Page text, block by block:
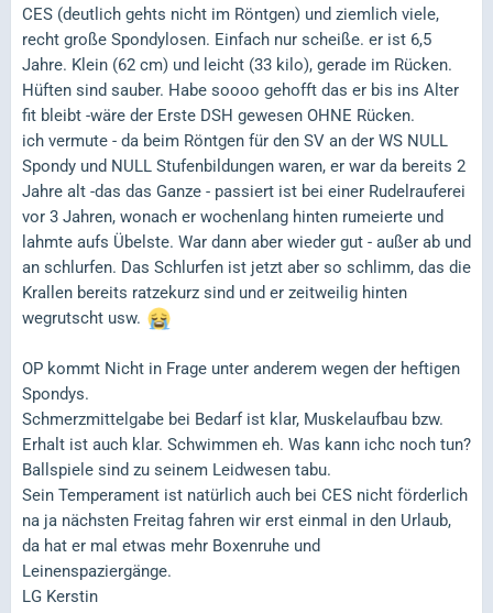
CES (deutlich gehts nicht im Röntgen) und ziemlich viele,
recht große Spondylosen. Einfach nur scheiße. er ist 6,5
Jahre. Klein (62 cm) und leicht (33 kilo), gerade im Rücken.
Hüften sind sauber. Habe soooo gehofft das er bis ins Alter
fit bleibt -wäre der Erste DSH gewesen OHNE Rücken.
ich vermute - da beim Röntgen für den SV an der WS NULL
Spondy und NULL Stufenbildungen waren, er war da bereits 2
Jahre alt -das das Ganze - passiert ist bei einer Rudelrauferei
vor 3 Jahren, wonach er wochenlang hinten rumeierte und
lahmte aufs Übelste. War dann aber wieder gut - außer ab und
an schlurfen. Das Schlurfen ist jetzt aber so schlimm, das die
Krallen bereits ratzekurz sind und er zeitweilig hinten
wegrutscht usw.
OP kommt Nicht in Frage unter anderem wegen der heftigen
Spondys.
Schmerzmittelgabe bei Bedarf ist klar, Muskelaufbau bzw.
Erhalt ist auch klar. Schwimmen eh. Was kann ichc noch tun?
Ballspiele sind zu seinem Leidwesen tabu.
Sein Temperament ist natürlich auch bei CES nicht förderlich
na ja nächsten Freitag fahren wir erst einmal in den Urlaub,
da hat er mal etwas mehr Boxenruhe und
Leinenspaziergänge.
LG Kerstin